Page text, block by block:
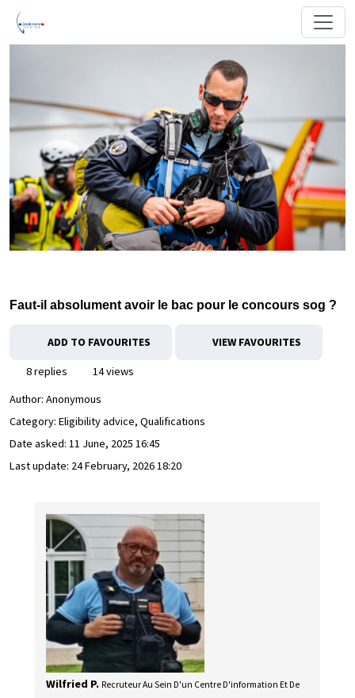
Faut-il absolument avoir le bac pour le concours sog ?
ADD TO FAVOURITES VIEW FAVOURITES
8 replies
14 views
Author: Anonymous
Category: Eligibility advice, Qualifications
Date asked: 11 June, 2025 16:45
Last update: 24 February, 2026 18:20
Wilfried P. Recruteur Au Sein D'un Centre D'information Et De